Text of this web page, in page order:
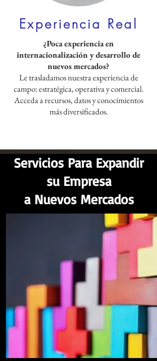
Experiencia Real
¿Poca experiencia en
internacionalización y desarrollo de
nuevos mercados?
Le trasladamos nuestra experiencia de
campo: estratégica, operativa y comercial.
Acceda a recursos, datos y conocimientos
más diversificados.
Servicios Para Expandir
su Empresa
a Nuevos Mercados